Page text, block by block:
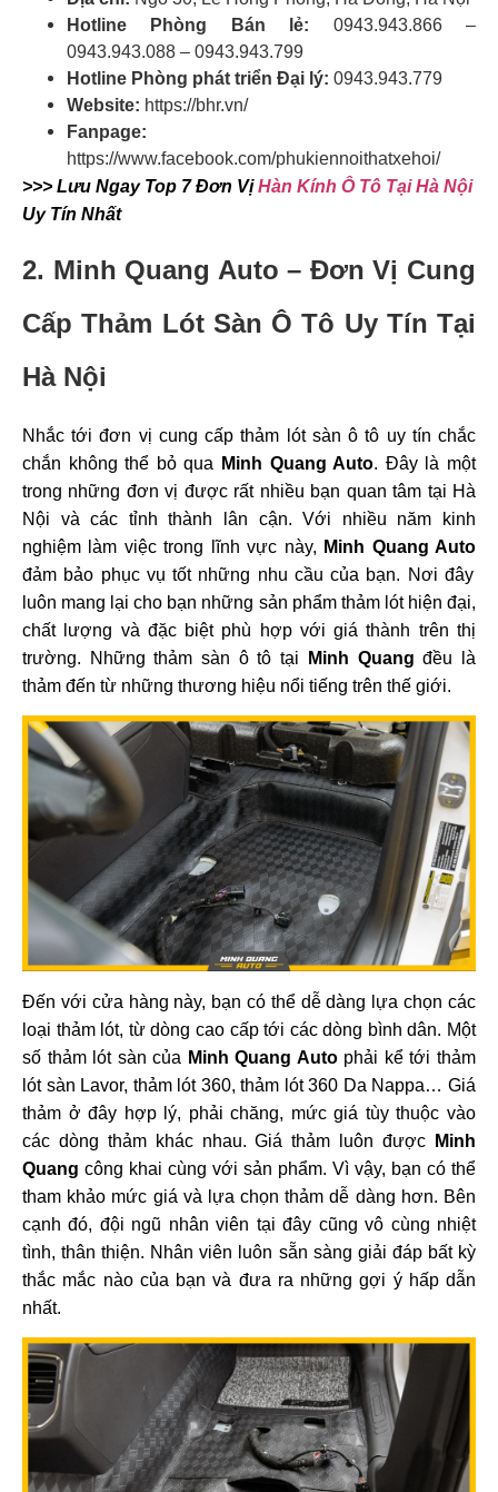
Hotline Phòng Bán lẻ: 0943.943.866–
0943.943.088 – 0943.943.799
Hotline Phòng phát triển Đại lý: 0943.943.779
Website: https://bhr.vn/
Fanpage:
https://www.facebook.com/phukiennoithatxehoi/
>>> Lưu Ngay Top 7 Đơn VịHàn Kính Ô Tô Tại Hà Nội
Uy Tín Nhất
2. Minh Quang Auto – Đơn Vị Cung
Cấp Thảm Lót Sàn Ô Tô Uy Tín Tại
Hà Nội
Nhắc tới đơn vị cung cấp thảm lót sàn ô tô uy tín chắc
chắn không thể bỏ qua
Minh Quang Auto. Đây là một
trong những đơn vị được rất nhiều bạn quan tâm tại Hà
Nội và các tỉnh thành lân cận. Với nhiều năm kinh
nghiệm làm việc trong lĩnh vực này, Minh Quang Auto
đảm bảo phục vụ tốt những nhu cầu của bạn. Nơi đây
luôn mang lại cho bạn những sản phẩm thảm lót hiện đại,
chất lượng và đặc biệt phù hợp với giá thành trên thị
trường. Những thảm sàn ô tô tại
Minh Quang đều là
thảm đến từ những thương hiệu nổi tiếng trên thế giới.
Đến với cửa hàng này, bạn có thể dễ dàng lựa chọn các
loại thảm lót, từ dòng cao cấp tới các dòng bình dân. Một
số thảm lót sàn của Minh Quang Autophải kể tới thảm
lót sàn Lavor, thảm lót 360, thảm lót 360 Da Nappa… Giá
thảm ở đây hợp lý, phải chăng, mức giá tùy thuộc vào
các dòng thảm khác nhau. Giá thảm luôn được
Minh
Quang công khai cùng với sản phẩm. Vì vậy, bạn có thể
tham khảo mức giá và lựa chọn thảm dễ dàng hơn. Bên
cạnh đó, đội ngũ nhân viên tại đây cũng vô cùng nhiệt
tình, thân thiện. Nhân viên luôn sẵn sàng giải đáp bất kỳ
thắc mắc nào của bạn và đưa ra những gợi ý hấp dẫn
nhất.